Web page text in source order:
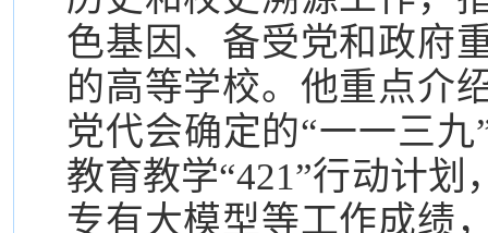
色基因、备受党和政府
的高等学校。他重点介
党代会确定的“一一三
教育教学“421”行动计
专有大模型等工作成绩